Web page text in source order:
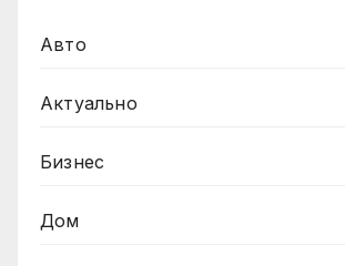
Авто
Актуально
Бизнес
Дом